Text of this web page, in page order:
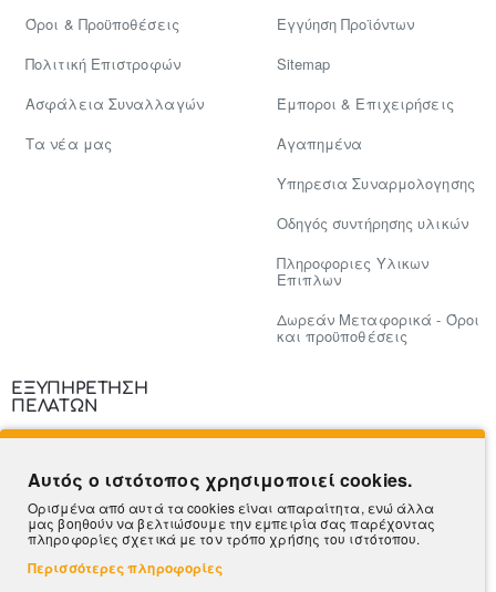
Όροι & Προϋποθέσεις
Πολιτική Επιστροφών
Ασφάλεια Συναλλαγών
Tα νέα μας
Εγγύηση Προϊόντων
Sitemap
Έμποροι & Επιχειρήσεις
Αγαπημένα
Υπηρεσια Συναρμολογησης
Οδηγός συντήρησης υλικών
Πληροφοριες Υλικων
Επιπλων
Δωρεάν Μεταφορικά - Όροι
και προϋποθέσεις
ΕΞΥΠΗΡΕΤΗΣΗ
ΠΕΛΑΤΩΝ
Τρόποι Πληρωμής
Πληροφορίες Αποστολής
Ο Λογαριασμός μου
Αυτός ο ιστότοπος χρησιμοποιεί cookies.
Ορισμένα από αυτά τα cookies είναι απαραίτητα, ενώ άλλα
μας βοηθούν να βελτιώσουμε την εμπειρία σας παρέχοντας
πληροφορίες σχετικά με τον τρόπο χρήσης του ιστότοπου.
Περισσότερες πληροφορίες